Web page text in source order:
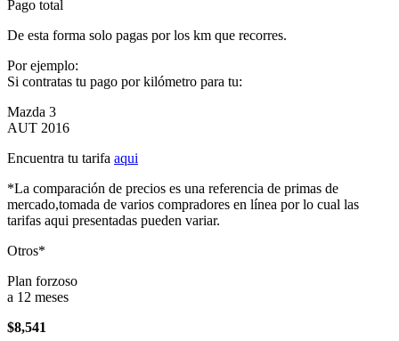
Pago total
De esta forma solo pagas por los km que recorres.
Por ejemplo:
Si contratas tu pago por kilómetro para tu:
Mazda 3
AUT 2016
Encuentra tu tarifa aqui
*La comparación de precios es una referencia de primas de
mercado,tomada de varios compradores en línea por lo cual las
tarifas aqui presentadas pueden variar.
Otros*
Plan forzoso
a 12 meses
$8,541